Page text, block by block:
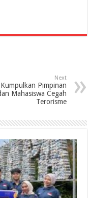
Next
Pimpinan
Mahasiswa Cegah
Terorisme